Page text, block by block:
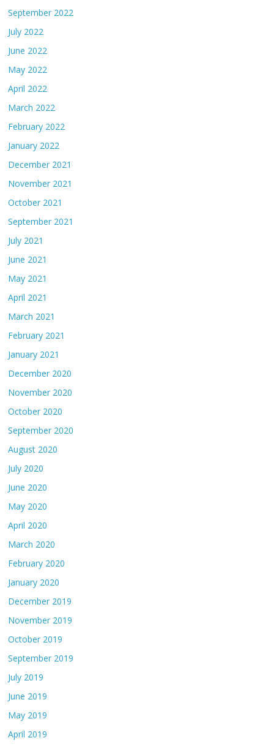
September 2022
July 2022
June 2022
May 2022
April 2022
March 2022
February 2022
January 2022
December 2021
November 2021
October 2021
September 2021
July 2021
June 2021
May 2021
April 2021
March 2021
February 2021
January 2021
December 2020
November 2020
October 2020
September 2020
August 2020
July 2020
June 2020
May 2020
April 2020
March 2020
February 2020
January 2020
December 2019
November 2019
October 2019
September 2019
July 2019
June 2019
May 2019
April 2019